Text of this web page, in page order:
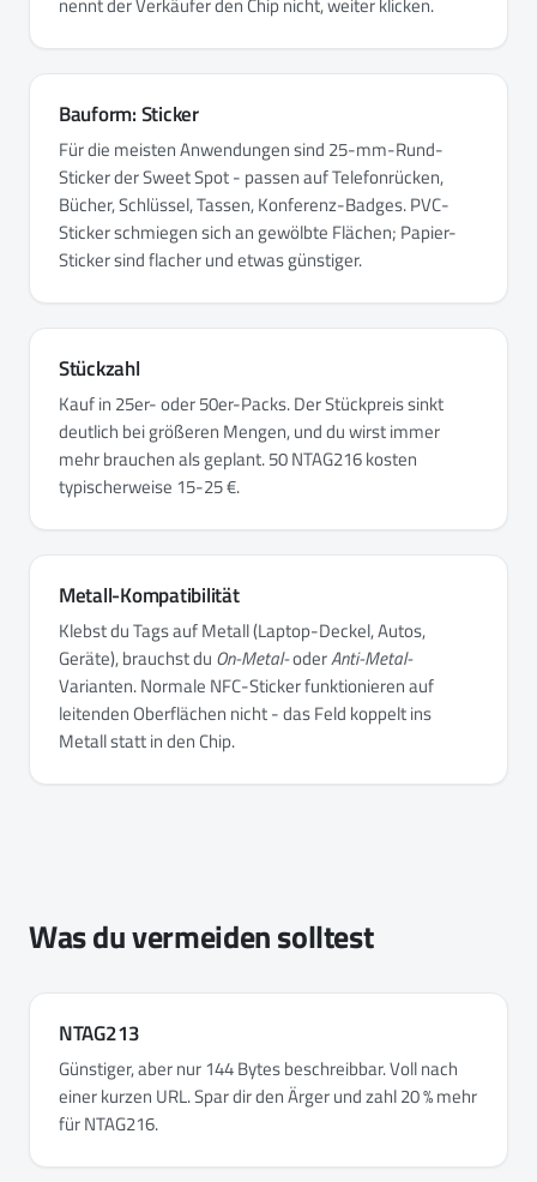
Bauform: Sticker
Für die meisten Anwendungen sind 25-mm-Rund-
Sticker der Sweet Spot - passen auf Telefonrücken,
Bücher, Schlüssel, Tassen, Konferenz-Badges. PVC-
Sticker schmiegen sich an gewölbte Flächen; Papier-
Sticker sind flacher und etwas günstiger.
Stückzahl
Kauf in 25er- oder 50er-Packs. Der Stückpreis sinkt
deutlich bei größeren Mengen, und du wirst immer
mehr brauchen als geplant. 50 NTAG216 kosten
typischerweise 15-25 €.
Metall-Kompatibilität
Klebst du Tags auf Metall (Laptop-Deckel, Autos,
Geräte), brauchst du On-Metal-oderAnti-Metal-
Varianten. Normale NFC-Sticker funktionieren auf
leitenden Oberflächen nicht - das Feld koppelt ins
Metall statt in den Chip.
Was du vermeiden solltest
NTAG213
Günstiger, aber nur 144 Bytes beschreibbar. Voll nach
einer kurzen URL. Spar dir den Ärger und zahl 20 % mehr
für NTAG216.